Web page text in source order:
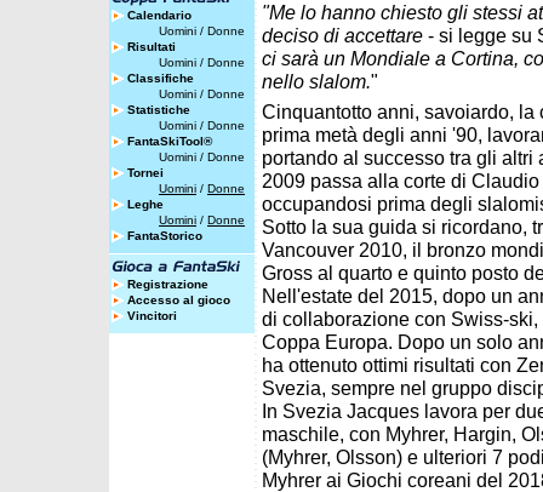
Calendario
Uomini / Donne
Risultati
Uomini / Donne
Classifiche
Uomini / Donne
Statistiche
Uomini / Donne
FantaSkiTool®
Uomini / Donne
Tornei
Uomini / Donne
Leghe
Uomini / Donne
FantaStorico
Registrazione
Accesso al gioco
Vincitori
"Me lo hanno chiesto gli stessi
deciso di accettare - si legge su
ci sarà un Mondiale a Cortina,
nello slalom."
Cinquantotto anni, savoiardo,
prima metà degli anni '90,
portando al successo tra gli
2009 passa alla corte di
occupandosi prima degli
Sotto la sua guida si ricordano,
Vancouver 2010, il bronzo
Gross al quarto e quinto posto
Nell'estate del 2015, dopo un
di collaborazione con Swiss-
Coppa Europa. Dopo un solo
ha ottenuto ottimi risultati con
Svezia, sempre nel gruppo
In Svezia Jacques lavora per
maschile, con Myhrer, Hargin,
(Myhrer, Olsson) e ulteriori 7
Myhrer ai Giochi coreani del